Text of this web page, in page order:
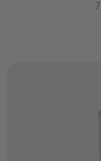
7